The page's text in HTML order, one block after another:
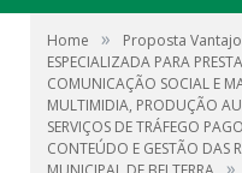
Home » Proposta
ESPECIALIZADA PARA
COMUNICAÇÃO SOCIAL E
MULTIMIDIA, PRODUÇÃO
SERVIÇOS DE TRÁFEGO
CONTEÚDO E GESTÃO DAS